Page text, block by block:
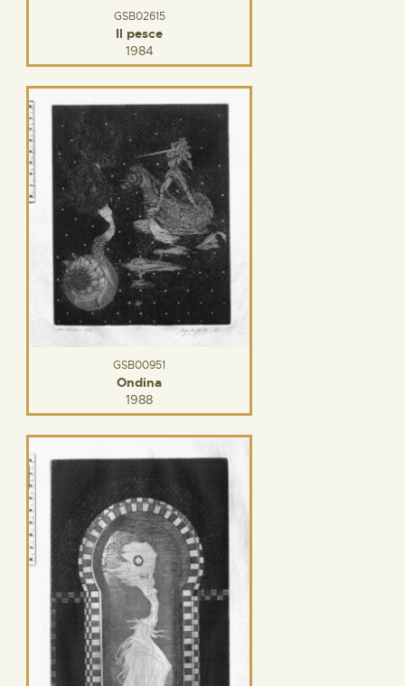
GSB02615
Il pesce
1984
GSB00951
Ondina
1988